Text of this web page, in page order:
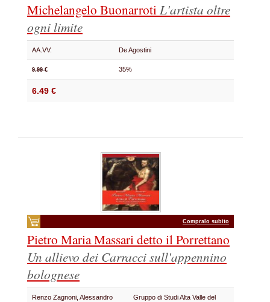
Michelangelo BuonarrotiL'artista oltre
ogni limite
AA.VV. De Agostini
9.99 € 35%
6.49 €
Compralo subito
Pietro Maria Massari detto il Porrettano
Un allievo dei Carracci sull'appennino
bolognese
Renzo Zagnoni, Alessandro Gruppo di Studi Alta Valle del